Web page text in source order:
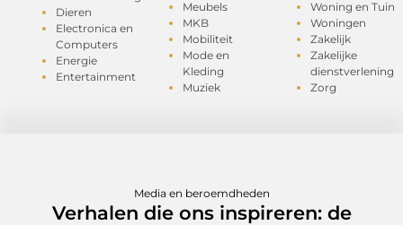
Dieren
Electronica en
Computers
Energie
Entertainment
Meubels
MKB
Mobiliteit
Mode en
Kleding
Muziek
Woning en Tuin
Woningen
Zakelijk
Zakelijke
dienstverlening
Zorg
Media en beroemdheden
Verhalen die ons inspireren: de